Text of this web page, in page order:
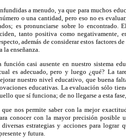
a menudo, ya que para muchos
o una cantidad, pero eso no es
es pronunciarse sobre lo encontrado.
tanto positiva como negativamente,
además de considerar estos factores
enseñanza.
casi ausente en nuestro sistema
es adecuado, pero y luego ¿qué? La
nuestro nivel educativo, que buena
educativas. La evaluación sólo
que sí funciona; de no llegarse a esta
nos permite saber con la mejor
conocer con la mayor precisión posible
estrategias y acciones para lograr
y futura.